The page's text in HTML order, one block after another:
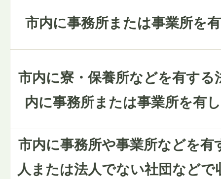
市内に事務所または事業所を
市内に寮・保養所などを有する
内に事務所または事業所を有
市内に事務所や事業所などを有
人または法人でない社団などで